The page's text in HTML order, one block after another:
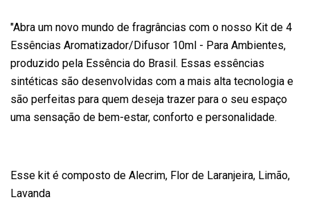
"Abra um novo mundo de fragrâncias com o nosso Kit de 4
Essências Aromatizador/Difusor 10ml - Para Ambientes,
produzido pela Essência do Brasil. Essas essências
sintéticas são desenvolvidas com a mais alta tecnologia e
são perfeitas para quem deseja trazer para o seu espaço
uma sensação de bem-estar, conforto e personalidade.
Esse kit é composto de Alecrim, Flor de Laranjeira, Limão,
Lavanda